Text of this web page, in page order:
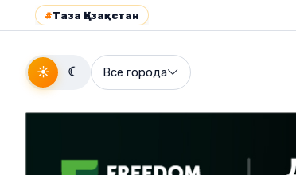
#Таза Қазақстан
☀ ☾ Все города